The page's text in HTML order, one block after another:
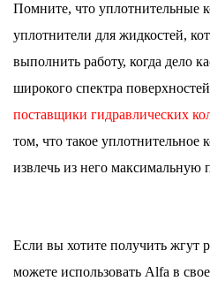
Помните, что уплотнительные
уплотнители для жидкостей,
выполнить работу, когда дело
широкого спектра
поставщики гидравлических
том, что такое уплотнительное
извлечь из него максимальную
Если вы хотите получить жгут
можете использовать Alfa в